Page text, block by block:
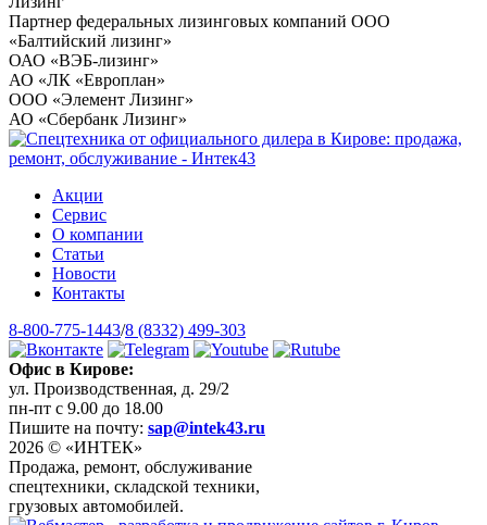
Партнер федеральных лизинговых компаний ООО
«Балтийский лизинг»
ОАО «ВЭБ-лизинг»
АО «ЛК «Европлан»
ООО «Элемент Лизинг»
АО «Сбербанк Лизинг»
Акции
Сервис
О компании
Статьи
Новости
Контакты
8-800-775-1443/8 (8332) 499-303
Офис в Кирове:
ул. Производственная, д. 29/2
пн-пт с 9.00 до 18.00
Пишите на почту: sap@intek43.ru
2026 © «ИНТЕК»
Продажа, ремонт, обслуживание
спецтехники, складской техники,
грузовых автомобилей.